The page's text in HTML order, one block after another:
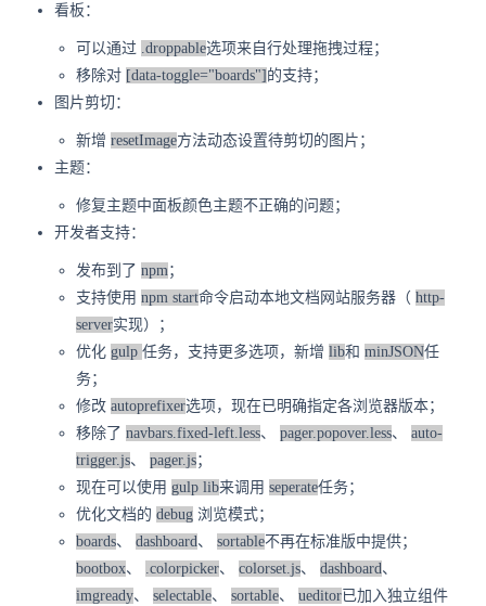
看板：
可以通过 .droppable选项来自行处理拖拽过程；
移除对 [data-toggle="boards"] 的支持；
图片剪切：
新增 resetImage方法动态设置待剪切的图片；
主题：
修复主题中面板颜色主题不正确的问题；
开发者支持：
发布到了 npm；
支持使用 npm start命令启动本地文档网站服务器（ http-
server实现）；
优化 gulp 任务，支持更多选项，新增 lib和 minJSON任
务；
修改 autoprefixer选项，现在已明确指定各浏览器版本；
移除了 navbars.fixed-left.less、 pager.popover.less、 auto-
trigger.js、 pager.js；
现在可以使用 gulp lib来调用 seperate任务；
优化文档的 debug 浏览模式；
boards、 dashboard、 sortable不再在标准版中提供；
bootbox、 .colorpicker、 colorset.js、 dashboard、
imgready、 selectable、 sortable、 ueditor已加入独立组件